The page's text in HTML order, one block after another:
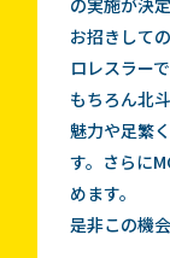
の実施が決
お招きして
ロレスラー
もちろん北
魅力や足繁
す。さらに
めます。
是非この機